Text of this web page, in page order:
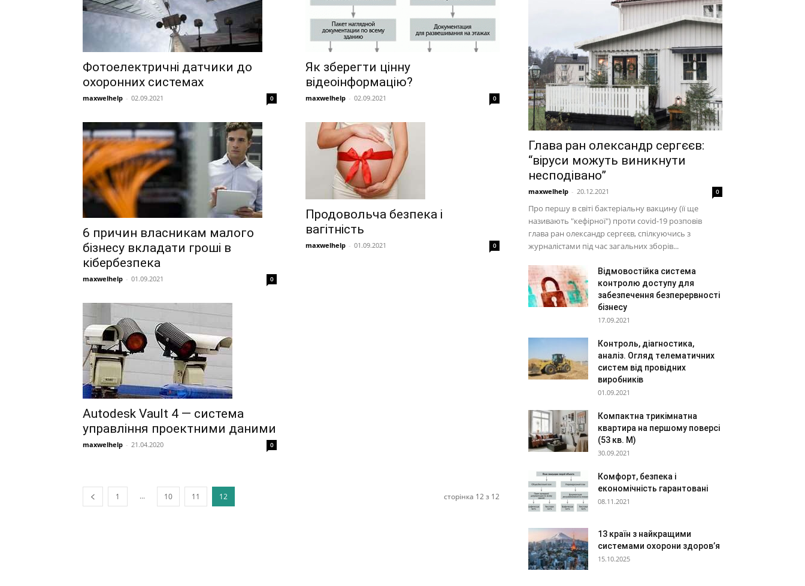
Фотоелектричні датчики до
охоронних системах
maxwelhelp - 02.09.2021 0
Як зберегти цінну
відеоінформацію?
maxwelhelp - 02.09.2021 0
6 причин власникам малого
бізнесу вкладати гроші в
кібербезпека
maxwelhelp - 01.09.2021 0
Продовольча безпека і
вагітність
maxwelhelp - 01.09.2021 0
Autodesk Vault 4 — система
управління проектними даними
maxwelhelp - 21.04.2020 0
1 ... 10 11 12 сторінка 12 з 12
Глава ран олександр сергєєв:
“віруси можуть виникнути
несподівано”
maxwelhelp - 20.12.2021 0
Про першу в світі бактеріальну вакцину (її ще
називають "кефірної") проти covid-19 розповів
глава ран олександр сергєєв, спілкуючись з
журналістами під час загальних зборів...
Відмовостійка система
контролю доступу для
забезпечення безперервності
бізнесу
17.09.2021
Контроль, діагностика,
аналіз. Огляд телематичних
систем від провідних
виробників
01.09.2021
Компактна трикімнатна
квартира на першому поверсі
(53 кв. М)
30.09.2021
Комфорт, безпека і
економічність гарантовані
08.11.2021
13 країн з найкращими
системами охорони здоров’я
15.10.2025